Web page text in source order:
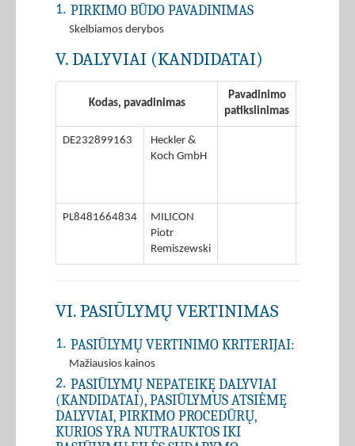
1. PIRKIMO BŪDO PAVADINIMAS
Skelbiamos derybos
V. DALYVIAI (KANDIDATAI)
Kodas, pavadinimas
Pavadinimo
patikslinimas
DE232899163
Heckler &
Koch GmbH
PL8481664834
MILICON
Piotr
Remiszewski
VI. PASIŪLYMŲ VERTINIMAS
1. PASIŪLYMŲ VERTINIMO KRITERIJAI:
Mažiausios kainos
2. PASIŪLYMŲ NEPATEIKĘ DALYVIAI
(KANDIDATAI), PASIŪLYMUS ATSIĖMĘ
DALYVIAI, PIRKIMO PROCEDŪRŲ,
KURIOS YRA NUTRAUKTOS IKI